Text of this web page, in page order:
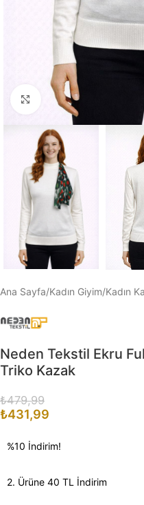
Büyütmek için tıklayın
Ana Sayfa/Kadın Giyim/Kadın
Neden Tekstil Ekru
Triko Kazak
₺479,99
₺431,99
%10 İndirim!
2. Ürüne 40 TL İndirim